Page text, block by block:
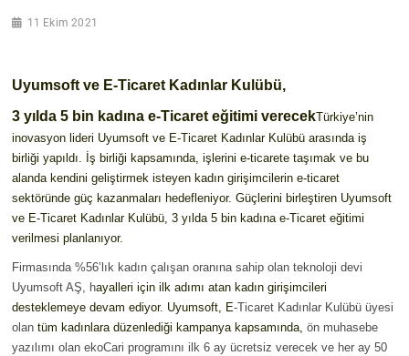
11 Ekim 2021
Uyumsoft ve E-Ticaret Kadınlar Kulübü,
3 yılda 5 bin kadına e-Ticaret eğitimi verecekTürkiye’nin
inovasyon lideri Uyumsoft ve E-Ticaret Kadınlar Kulübü arasında iş
birliği yapıldı. İş birliği kapsamında, işlerini e-ticarete taşımak ve bu
alanda kendini geliştirmek isteyen kadın girişimcilerin e-ticaret
sektöründe güç kazanmaları hedefleniyor. Güçlerini birleştiren Uyumsoft
ve E-Ticaret Kadınlar Kulübü, 3 yılda 5 bin kadına e-Ticaret eğitimi
verilmesi planlanıyor.
Firmasında %56’lık kadın çalışan oranına sahip olan teknoloji devi
Uyumsoft AŞ, hayalleri için ilk adımı atan kadın girişimcileri
desteklemeye devam ediyor. Uyumsoft, E-Ticaret Kadınlar Kulübü üyesi
olantüm kadınlara düzenlediği kampanya kapsamında,ön muhasebe
yazılımı olan ekoCari programını ilk 6 ay ücretsiz verecek ve her ay 50